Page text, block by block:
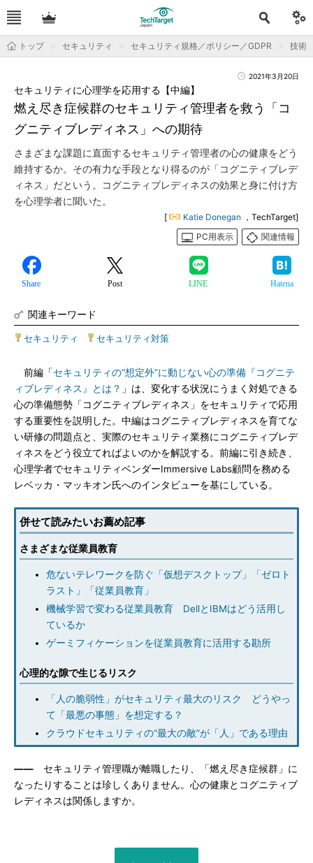
トップ セキュリティ セキュリティ規格／ポリシー／GDPR 技術
2021年3月20日
燃え尽き症候群のセキュリティ管理者を救う「コ
グニティブレディネス」への期待
セキュリティに心理学を応用する【中編】
さまざまな課題に直面するセキュリティ管理者の心の健康をどう
維持するか。その有力な手段となり得るのが「コグニティブレデ
ィネス」だという。コグニティブレディネスの効果と身に付け方
を心理学者に聞いた。
[ Katie Donegan ，TechTarget]
PC用表示
関連情報
Share Post LINE Hatena
関連キーワード
セキュリティ セキュリティ対策
前編「セキュリティの“想定外”に動じない心の準備『コグニテ
ィブレディネス』とは？ 」は、変化する状況にうまく対処できる
心の準備態勢「コグニティブレディネス」をセキュリティで応用
する重要性を説明した。中編はコグニティブレディネスを育てな
い研修の問題点と、実際のセキュリティ業務にコグニティブレデ
ィネスをどう役立てればよいのかを解説する。前編に引き続き、
心理学者でセキュリティベンダーImmersive Labs顧問を務める
レベッカ・マッキオン氏へのインタビューを基にしている。
併せて読みたいお薦め記事
さまざまな従業員教育
危ないテレワークを防ぐ「仮想デスクトップ」「ゼロト
ラスト」「従業員教育」
機械学習で変わる従業員教育 DellとIBMはどう活用し
ているか
ゲーミフィケーションを従業員教育に活用する勘所
心理的な隙で生じるリスク
「人の脆弱性」がセキュリティ最大のリスク どうやっ
て「最悪の事態」を想定する？
クラウドセキュリティの“最大の敵”が「人」である理由
―― セキュリティ管理職が離職したり、「燃え尽き症候群」に
なったりすることは珍しくありません。心の健康とコグニティブ
レディネスは関係しますか。